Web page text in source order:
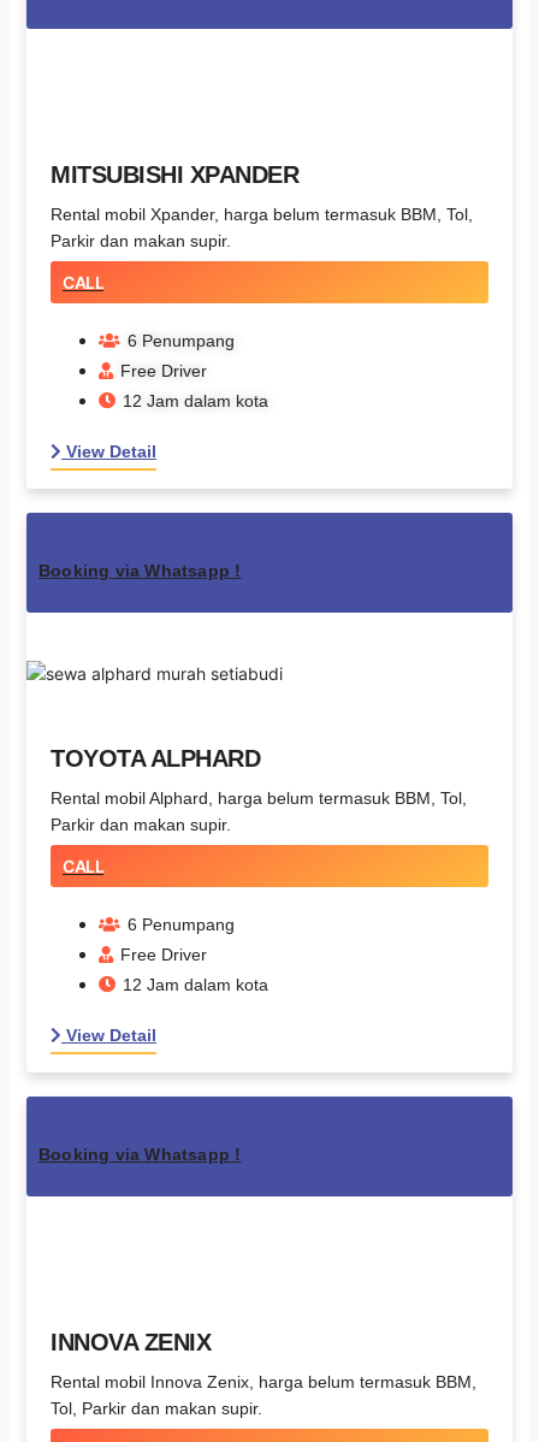
MITSUBISHI XPANDER
Rental mobil Xpander, harga belum termasuk BBM, Tol,
Parkir dan makan supir.
CALL
6 Penumpang
Free Driver
12 Jam dalam kota
View Detail
Booking via Whatsapp !
TOYOTA ALPHARD
Rental mobil Alphard, harga belum termasuk BBM, Tol,
Parkir dan makan supir.
CALL
6 Penumpang
Free Driver
12 Jam dalam kota
View Detail
Booking via Whatsapp !
INNOVA ZENIX
Rental mobil Innova Zenix, harga belum termasuk BBM,
Tol, Parkir dan makan supir.